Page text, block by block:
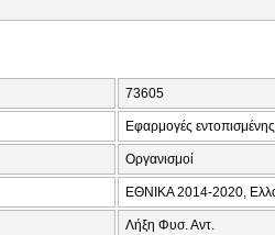
73605
Εφαρμογές
Οργανισμοί
ΕΘΝΙΚΑ 2014-2020,
Λήξη Φυσ. Αντ.